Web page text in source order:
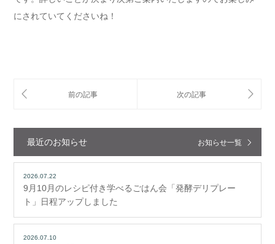
にされていてくださいね！
最近のお知らせ お知らせ一覧
2026.07.22
9月10月のレシピ付き学べるごはん会「発酵デリプレー
ト」日程アップしました
2026.07.10